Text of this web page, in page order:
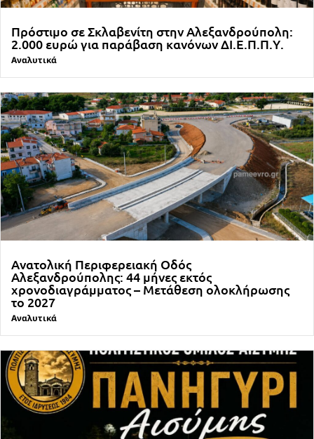
Πρόστιμο σε Σκλαβενίτη στην Αλεξανδρούπολη:
2.000 ευρώ για παράβαση κανόνων ΔΙ.Ε.Π.Π.Υ.
Αναλυτικά
Ανατολική Περιφερειακή Οδός
Αλεξανδρούπολης: 44 μήνες εκτός
χρονοδιαγράμματος – Μετάθεση ολοκλήρωσης
το 2027
Αναλυτικά